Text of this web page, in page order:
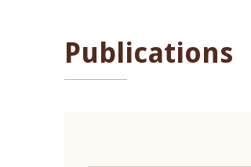
Publications